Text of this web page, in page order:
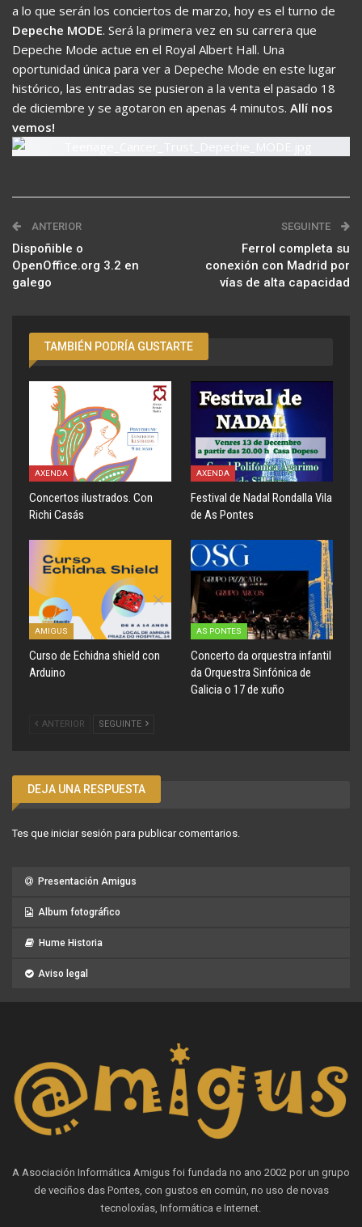
a lo que serán los conciertos de marzo, hoy es el turno de
Depeche MODE. Será la primera vez en su carrera que
Depeche Mode actue en el Royal Albert Hall. Una
oportunidad única para ver a Depeche Mode en este lugar
histórico, las entradas se pusieron a la venta el pasado 18
de diciembre y se agotaron en apenas 4 minutos. Allí nos
vemos!
ANTERIOR
Dispoñible o
OpenOffice.org 3.2 en
galego
SEGUINTE
Ferrol completa su
conexión con Madrid por
vías de alta capacidad
TAMBIÉN PODRÍA GUSTARTE
AXENDA
Concertos ilustrados. Con
Richi Casás
AXENDA
Festival de Nadal Rondalla Vila
de As Pontes
AMIGUS
Curso de Echidna shield con
Arduino
AS PONTES
Concerto da orquestra infantil
da Orquestra Sinfónica de
Galicia o 17 de xuño
ANTERIOR SEGUINTE
DEJA UNA RESPUESTA
Tes que iniciar sesión para publicar comentarios.
Presentación Amigus
Album fotográfico
Hume Historia
Aviso legal
A Asociación Informática Amigus foi fundada no ano 2002 por un grupo
de veciños das Pontes, con gustos en común, no uso de novas
tecnoloxías, Informática e Internet.